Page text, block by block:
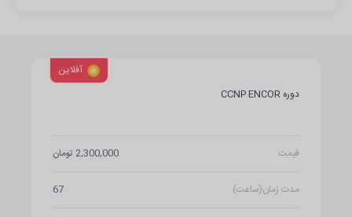
آفلاین
دوره CCNP ENCOR
قیمت 2,300,000 تومان
مدت زمان(ساعت) 67